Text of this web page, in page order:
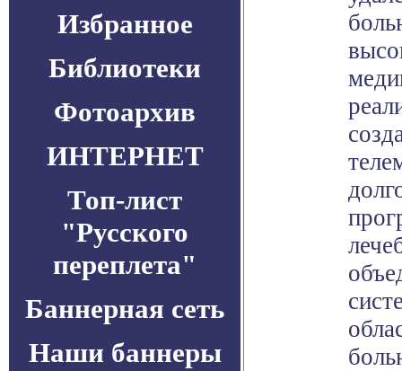
Избранное
Библиотеки
Фотоархив
ИНТЕРНЕТ
Топ-лист
"Русского
переплета"
Баннерная сеть
Наши баннеры